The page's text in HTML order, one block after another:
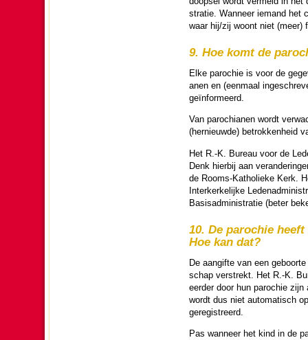
stra­tie. Wanneer iemand het
waar hij/zij woont niet
9. Hoe komt de
Elke pa­ro­chie is voor de
anen en (eenmaal
geïn­for­meerd.
Van pa­ro­chi­anen wordt
(hernieuwde) be­trok­ken­heid
Het R.-K. Bureau voor de
Denk hierbij aan
de Rooms-Katho­lieke Kerk.
Inter­ker­ke­lijke
Basis­ad­mi­ni­stra­tie (beter
10. De pa­ro­chie
Hoe kan dat?
De aangifte van een
schap verstrekt. Het R.-K.
eer­der door hun pa­ro­chie
wordt dus niet auto­ma­tisch
geregistreerd.
Pas wanneer het kind in de